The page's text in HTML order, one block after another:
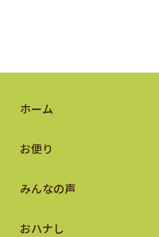
ホーム
お便り
みんなの声
おハナし